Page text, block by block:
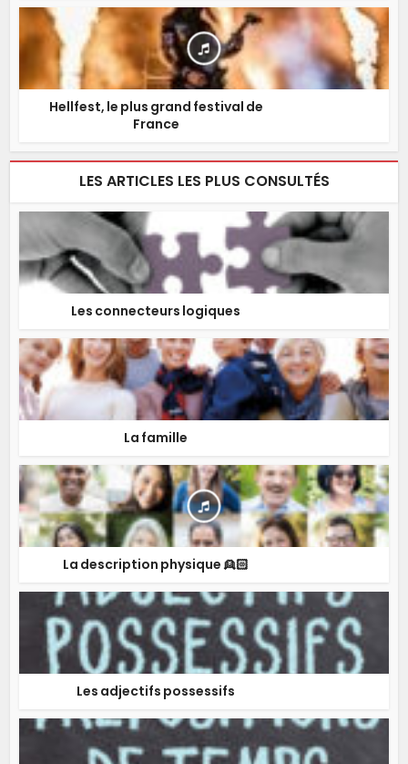
Hellfest, le plus grand festival de
France
LES ARTICLES LES PLUS CONSULTÉS
Les connecteurs logiques
La famille
La description physique 👱🏻
Les adjectifs possessifs